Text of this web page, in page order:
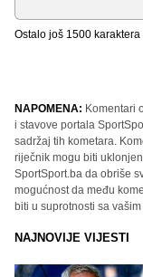
Ostalo još 1500 karaktera
NAPOMENA: Komentari
i stavove portala
sadržaj tih kometara.
riječnik mogu biti
SportSport.ba da obriše
mogućnost da među
biti u suprotnosti sa
NAJNOVIJE VIJESTI